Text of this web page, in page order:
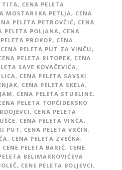
TITA, CENA PELETA
MOSTARSKA PETLJA, CENA
PELETA PETROVČIĆ, CENA
PELETA POLJANA, CENA
PROKOP, CENA
CENA PELETA PUT ZA VINČU,
PELETA RITOPEK, CENA
SAVE KOVAČEVIĆA,
, CENA PELETA SAVSKI
, CENA PELETA SKELA,
, CENA PELETA STUBLINE,
PELETA TOPČIDERSKO
, CENA PELETA
, CENA PELETA VINČA,
PUT, CENA PELETA VRČIN,
, CENA PELETA ZVEČKA,
CENE PELETA BARIČ, CENE
BELIMARKOVIĆEVA
, CENE PELETA BOLJEVCI,